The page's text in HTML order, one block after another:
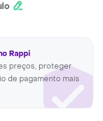
Rappi
preços, proteger
de pagamento mais